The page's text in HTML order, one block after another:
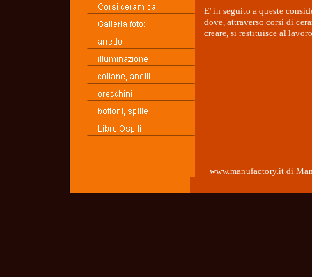
E' in seguito a queste
dove, attraverso corsi di
creare, si restituisce al
www.manufactory.itdi